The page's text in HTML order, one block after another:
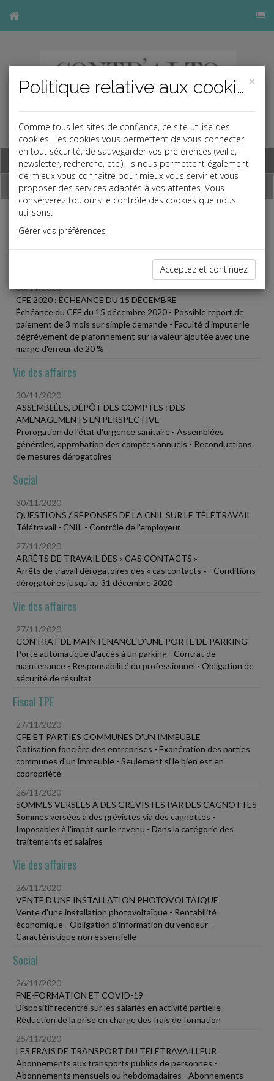
Base documentaire
Dépêches
Liste des dernières dépêches
30/11/2020
CFE 2020 : ÉCHÉANCE DU 15 DÉCEMBRE
Échéance du CFE du 15 décembre 2020 - Possible report de
paiement de 3 mois sur simple demande - Faculté d'imputer le
dégrèvement de plafonnement sur la valeur ajoutée avec une
marge d'erreur de 20 %
Vie des affaires
30/11/2020
ASSEMBLÉES, DÉPÔT DES COMPTES : DES
AMÉNAGEMENTS EN PERSPECTIVE
Prorogation de l'état d'urgence sanitaire - Assemblées
générales, approbation des comptes annuels - Reconductions
de mesures dérogatoires
Social
30/11/2020
QUESTIONS / RÉPONSES DE LA CNIL SUR LE TÉLÉTRAVAIL
Télétravail - CNIL - Contrôle de l'employeur
27/11/2020
ARRÊTS DE TRAVAIL DES « CAS CONTACTS »
Arrêts de travail dérogatoires des « cas contacts » - Conditions
dérogatoires jusqu'au 31 décembre 2020
Vie des affaires
27/11/2020
CONTRAT DE MAINTENANCE D'UNE PORTE DE PARKING
Porte automatique d'accès à un parking - Contrat de
maintenance - Responsabilité du professionnel - Obligation de
sécurité de résultat
Fiscal TPE
27/11/2020
CFE ET PARTIES COMMUNES D'UN IMMEUBLE
Cotisation foncière des entreprises - Exonération des parties
communes d'un immeuble - Seulement si le bien est en
copropriété
26/11/2020
SOMMES VERSÉES À DES GRÉVISTES PAR DES CAGNOTTES
Sommes versées à des grévistes via des cagnottes -
Imposables à l'impôt sur le revenu - Dans la catégorie des
traitements et salaires
Vie des affaires
26/11/2020
VENTE D'UNE INSTALLATION PHOTOVOLTAÏQUE
Vente d'une installation photovoltaïque - Rentabilité
économique - Obligation d'information du vendeur -
Caractéristique non essentielle
Social
26/11/2020
FNE-FORMATION ET COVID-19
Dispositif recentré sur les salariés en activité partielle -
Réduction de la prise en charge des frais de formation
25/11/2020
LES FRAIS DE TRANSPORT DU TÉLÉTRAVAILLEUR
Abonnements aux transports publics de personnes -
Abonnements mensuels ou hebdomadaires - Abonnements
×
Politique relative aux cookies
Comme tous les sites de confiance, ce site utilise des
cookies. Les cookies vous permettent de vous connecter
en tout sécurité, de sauvegarder vos préférences (veille,
newsletter, recherche, etc.). Ils nous permettent également
de mieux vous connaitre pour mieux vous servir et vous
proposer des services adaptés à vos attentes. Vous
conserverez toujours le contrôle des cookies que nous
utilisons.
Gérer vos préférences
Acceptez et continuez